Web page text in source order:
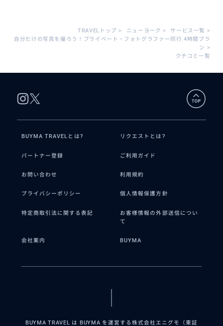
TRAVELトップ > ニューヨーク > サービス一覧 >
自分だけの写真を撮ろう！プライベート・フォトグラファー同行 4時間プラ
ン >
クチコミ一覧
BUYMA TRAVELとは? リクエストとは?
パートナー登録 ご利用ガイド
お問い合わせ 利用規約
プライバシーポリシー 個人情報保護方針
特定商取引法に関する表記
お客様情報の外部送信につい
て
会社案内 BUYMA
BUYMA TRAVEL は BUYMA を運営する株式会社エニグモ（東証